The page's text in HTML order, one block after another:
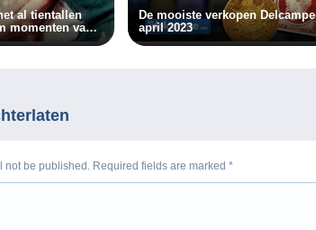
al tientallen
momenten vast
De mooiste verkopen Delcampe
april 2023
not be published. Required fields are marked *